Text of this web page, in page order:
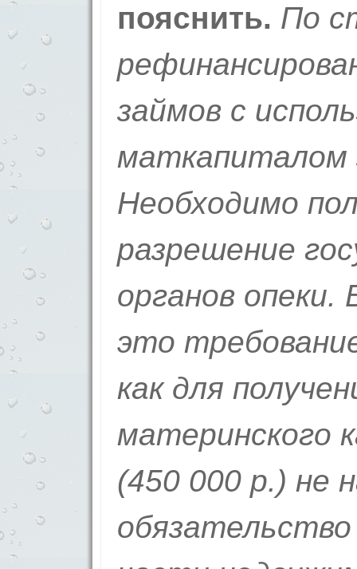
пояснить. По
займов с
маткапиталом
Необходимо
разрешение
органов опеки.
это
как для
материнского
(450 000 р.) не